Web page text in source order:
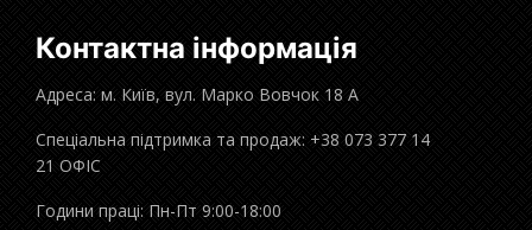
Контактна інформація
Адреса: м. Київ, вул. Марко Вовчок 18 А
Спеціальна підтримка та продаж: +38 073 377 14
21 ОФІС
Години праці: Пн-Пт 9:00-18:00